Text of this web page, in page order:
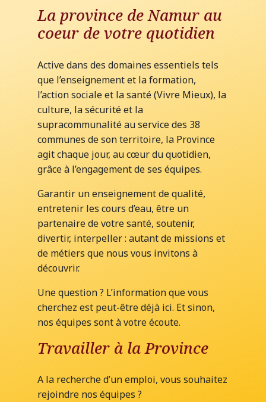
La province de Namur au
coeur de votre quotidien
Active dans des domaines essentiels tels
que l’enseignement et la formation,
l’action sociale et la santé (Vivre Mieux), la
culture, la sécurité et la
supracommunalité au service des 38
communes de son territoire, la Province
agit chaque jour, au cœur du quotidien,
grâce à l’engagement de ses équipes.
Garantir un enseignement de qualité,
entretenir les cours d’eau, être un
partenaire de votre santé, soutenir,
divertir, interpeller : autant de missions et
de métiers que nous vous invitons à
découvrir.
Une question ? L’information que vous
cherchez est peut-être déjà ici. Et sinon,
nos équipes sont à votre écoute.
Travailler à la Province
A la recherche d’un emploi, vous souhaitez
rejoindre nos équipes ?